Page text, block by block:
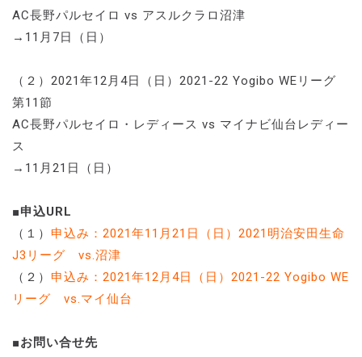
AC長野パルセイロ vs アスルクラロ沼津
→11月7日（日）
（２）2021年12月4日（日）2021-22 Yogibo WEリーグ
第11節
AC長野パルセイロ・レディース vs マイナビ仙台レディー
ス
→11月21日（日）
■申込URL
（１） 申込み：2021年11月21日（日）2021明治安田生命
J3リーグ vs.沼津
（２） 申込み：2021年12月4日（日）2021-22 Yogibo WE
リーグ vs.マイ仙台
■お問い合せ先